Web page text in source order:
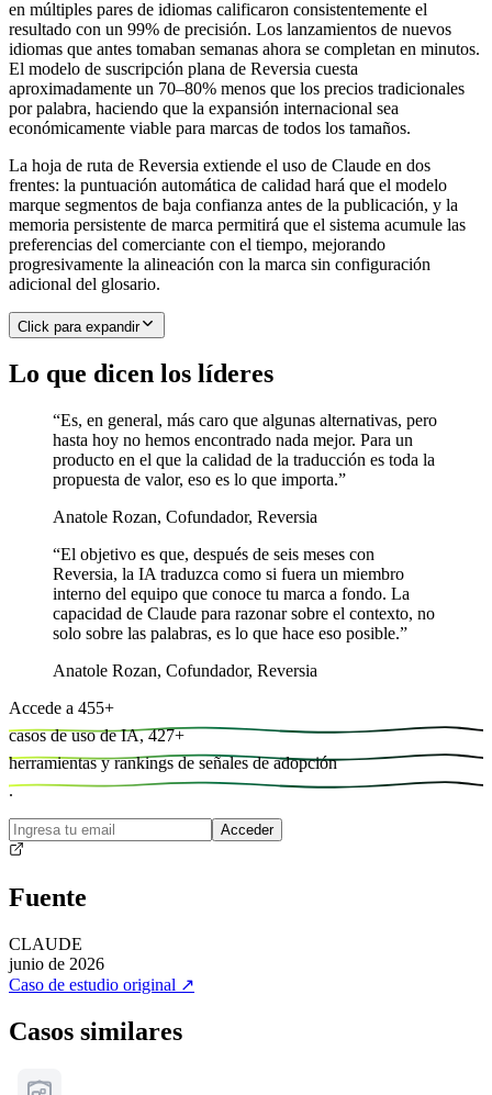
en múltiples pares de idiomas calificaron consistentemente el
resultado con un 99% de precisión. Los lanzamientos de nuevos
idiomas que antes tomaban semanas ahora se completan en minutos.
El modelo de suscripción plana de Reversia cuesta
aproximadamente un 70–80% menos que los precios tradicionales
por palabra, haciendo que la expansión internacional sea
económicamente viable para marcas de todos los tamaños.
La hoja de ruta de Reversia extiende el uso de Claude en dos
frentes: la puntuación automática de calidad hará que el modelo
marque segmentos de baja confianza antes de la publicación, y la
memoria persistente de marca permitirá que el sistema acumule las
preferencias del comerciante con el tiempo, mejorando
progresivamente la alineación con la marca sin configuración
adicional del glosario.
Click para expandir
Lo que dicen los líderes
“Es, en general, más caro que algunas alternativas, pero
hasta hoy no hemos encontrado nada mejor. Para un
producto en el que la calidad de la traducción es toda la
propuesta de valor, eso es lo que importa.”
Anatole Rozan, Cofundador, Reversia
“El objetivo es que, después de seis meses con
Reversia, la IA traduzca como si fuera un miembro
interno del equipo que conoce tu marca a fondo. La
capacidad de Claude para razonar sobre el contexto, no
solo sobre las palabras, es lo que hace eso posible.”
Anatole Rozan, Cofundador, Reversia
Accede a 455+
casos de uso de IA, 427+
herramientas y rankings de señales de adopción
.
Acceder
Fuente
CLAUDE
junio de 2026
Caso de estudio original ↗
Casos similares